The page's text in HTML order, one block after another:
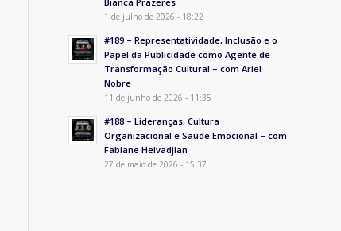
1 de julho de 2026 - 18:22
#189 – Representatividade, Inclusão e o
Papel da Publicidade como Agente de
Transformação Cultural – com Ariel
Nobre
11 de junho de 2026 - 11:35
#188 – Lideranças, Cultura
Organizacional e Saúde Emocional – com
Fabiane Helvadjian
27 de maio de 2026 - 15:37